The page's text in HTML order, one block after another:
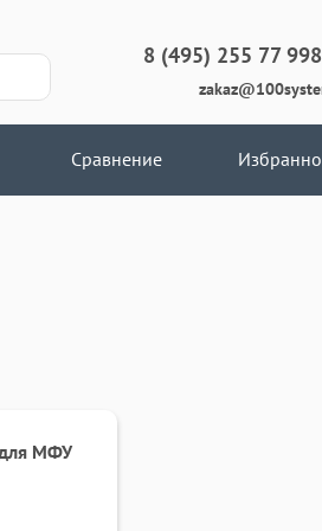
8 (495) 255 77 99
Сравнение
МФУ